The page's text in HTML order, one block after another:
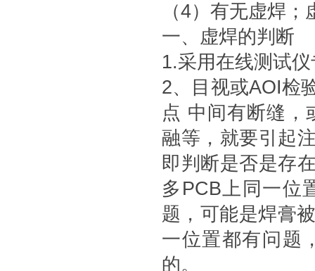
（4）有无虚焊
一、虚焊的判断
1.采用在线测试
2、目视或AOI检
点 中间有断缝，
融等，就要引起
即判断是否是存
多PCB上同一位
题，可能是焊膏
一位置都有问题
的。